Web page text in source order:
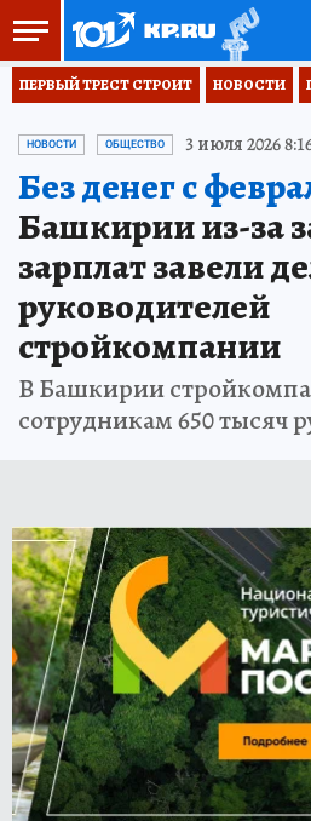
ПЕРВЫЙ ТРЕСТ СТРОИТ НОВОСТИ
НОВОСТИ ОБЩЕСТВО 3 июля 2026
Без денег с
Башкирии из-за
зарплат завели
руководителей
стройкомпании
В Башкирии
сотрудникам 650 тысяч